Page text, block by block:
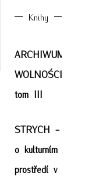
Knihy
ARCHIWUM
WOLNOŚCI
tom III
STRYCH -
o kulturním
prostředí v